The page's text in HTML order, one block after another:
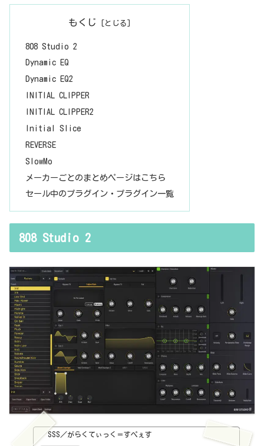
もくじ
808 Studio 2
Dynamic EQ
Dynamic EQ2
INITIAL CLIPPER
INITIAL CLIPPER2
Initial Slice
REVERSE
SlowMo
メーカーごとのまとめページはこちら
セール中のプラグイン・プラグイン一覧
808 Studio 2
SSS／がらくてぃっく＝すぺぇす